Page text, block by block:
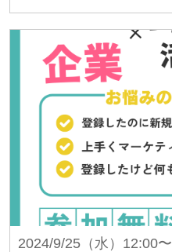
2024/9/25（水）12:00〜